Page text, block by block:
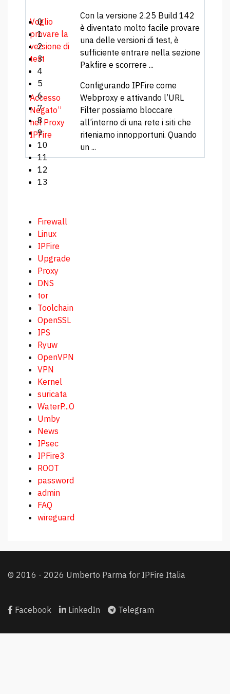
0
1
2
3
4
5
6
7
8
9
10
11
12
13
Voglio
provare la
versione di
test
Con la versione 2.25 Build 142
è diventato molto facile provare
una delle versioni di test, è
sufficiente entrare nella sezione
Pakfire e scorrere ...
Accesso
Negato”
nel Proxy
IPFire
Configurando IPFire come
Webproxy e attivando l’URL
Filter possiamo bloccare
all’interno di una rete i siti che
riteniamo innopportuni. Quando
un ...
Firewall
Linux
IPFire
Upgrade
Proxy
DNS
tor
Toolchain
OpenSSL
IPS
Ryuw
OpenVPN
VPN
Kernel
suricata
WaterP...O
Umby
News
IPsec
IPFire3
ROOT
password
admin
FAQ
wireguard
© 2016 - 2026 Umberto Parma for IPFire Italia
Facebook LinkedIn Telegram